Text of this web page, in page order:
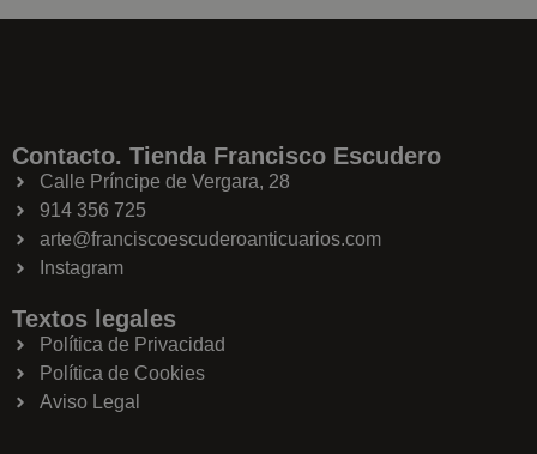
Contacto. Tienda Francisco Escudero
Calle Príncipe de Vergara, 28
914 356 725
arte@franciscoescuderoanticuarios.com
Instagram
Textos legales
Política de Privacidad
Política de Cookies
Aviso Legal